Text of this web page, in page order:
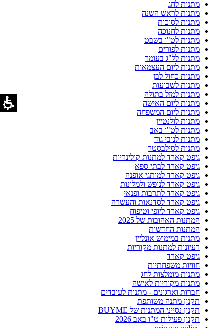
מתנות לחג
מתנות לראש השנה
מתנות לסוכות
מתנות לחנוכה
מתנות לט"ו בשבט
מתנות לפורים
מתנות לל"ג בעומר
מתנות ליום העצמאות
מתנות כחול לבן
מתנות לשבועות
מתנות למזל בתולה
מתנות ליום האישה
מתנות ליום המשפחה
מתנות לולנטיין
מתנות לט"ו באב
מתנות לנובי גוד
מתנות לסילבסטר
גיפט קארד למתנות קולינריות
גיפט קארד לבתי ספא
גיפט קארד למותגי אופנה
גיפט קארד לנופש ולמלונות
גיפט קארד לתרבות ופנאי
גיפט קארד לסדנאות והעשרה
גיפט קארד ליופי וטיפוח
המתנות האהובות של 2025
המתנות החדשות
מתנות במימוש אונליין
רעיונות למתנות מקוריות
גיפט קארד
חוויות משפחתיות
מתנות מומלצות לחג
מתנות מקוריות לאישה
חברות וארגונים - מתנות לעובדים
תקנון מתנה משותפת
תקנון נסייני המתנות של BUYME
תקנון פעילות ט"ו באב 2026